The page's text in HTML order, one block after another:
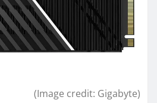
(Image credit: Gigabyte)